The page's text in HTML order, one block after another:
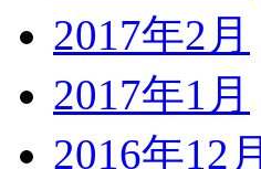
2017年2月
2017年1月
2016年12月